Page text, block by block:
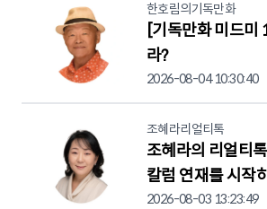
한호림의기독만화
[기독만화 미드
라?
2026-08-04 10:30:40
조혜라리얼티톡
조혜라의 리얼티
칼럼 연재를 시작
2026-08-03 13:23:49